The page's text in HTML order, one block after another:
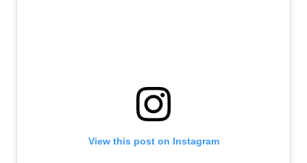
View this post on Instagram